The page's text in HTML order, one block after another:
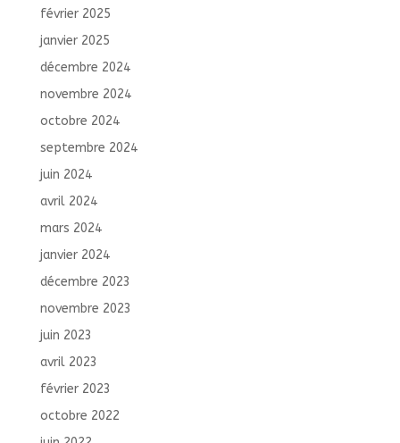
février 2025
janvier 2025
décembre 2024
novembre 2024
octobre 2024
septembre 2024
juin 2024
avril 2024
mars 2024
janvier 2024
décembre 2023
novembre 2023
juin 2023
avril 2023
février 2023
octobre 2022